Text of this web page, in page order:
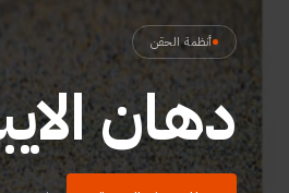
أنظمة الحقن
دهان